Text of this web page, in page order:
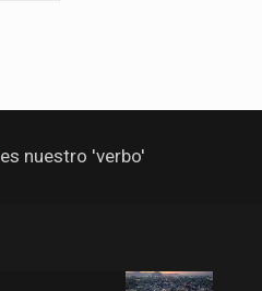
es nuestro 'verbo'